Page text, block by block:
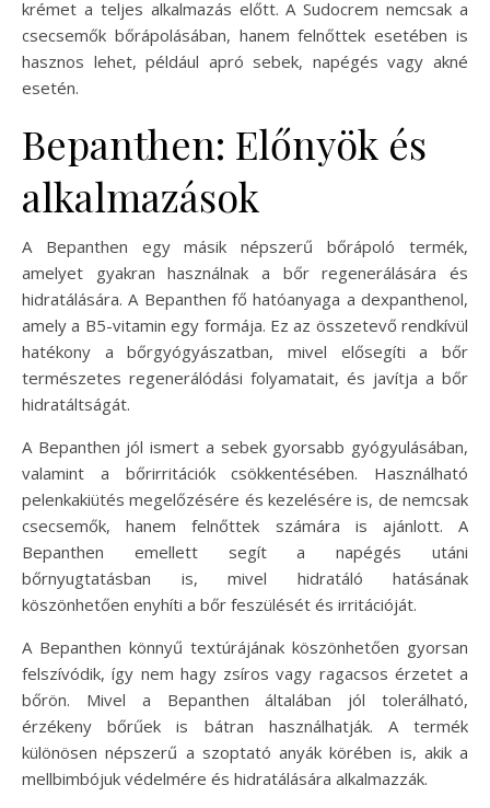
krémet a teljes alkalmazás előtt. A Sudocrem nemcsak a
csecsemők bőrápolásában, hanem felnőttek esetében is
hasznos lehet, például apró sebek, napégés vagy akné
esetén.
Bepanthen: Előnyök és
alkalmazások
A Bepanthen egy másik népszerű bőrápoló termék,
amelyet gyakran használnak a bőr regenerálására és
hidratálására. A Bepanthen fő hatóanyaga a dexpanthenol,
amely a B5-vitamin egy formája. Ez az összetevő rendkívül
hatékony a bőrgyógyászatban, mivel elősegíti a bőr
természetes regenerálódási folyamatait, és javítja a bőr
hidratáltságát.
A Bepanthen jól ismert a sebek gyorsabb gyógyulásában,
valamint a bőrirritációk csökkentésében. Használható
pelenkakiütés megelőzésére és kezelésére is, de nemcsak
csecsemők, hanem felnőttek számára is ajánlott. A
Bepanthen emellett segít a napégés utáni
bőrnyugtatásban is, mivel hidratáló hatásának
köszönhetően enyhíti a bőr feszülését és irritációját.
A Bepanthen könnyű textúrájának köszönhetően gyorsan
felszívódik, így nem hagy zsíros vagy ragacsos érzetet a
bőrön. Mivel a Bepanthen általában jól tolerálható,
érzékeny bőrűek is bátran használhatják. A termék
különösen népszerű a szoptató anyák körében is, akik a
mellbimbójuk védelmére és hidratálására alkalmazzák.